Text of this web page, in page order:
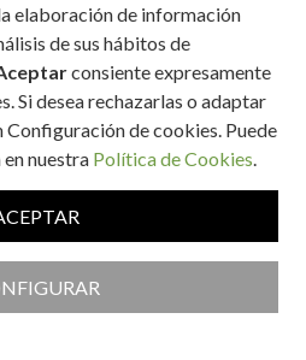
elaboración de información
de sus hábitos de
consiente expresamente
Si desea rechazarlas o adaptar
Configuración de cookies. Puede
nuestra Política de Cookies.
entero.
de Dijon.